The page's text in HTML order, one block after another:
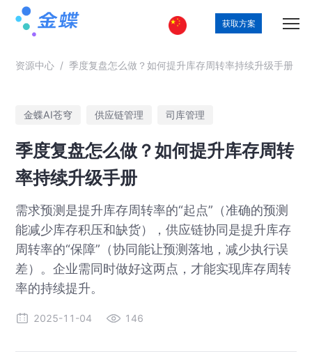
获取方案
资源中心 / 季度复盘怎么做？如何提升库存周转率持续升级手册
金蝶AI苍穹 供应链管理 司库管理
季度复盘怎么做？如何提升库存周转
率持续升级手册
需求预测是提升库存周转率的“起点”（准确的预测
能减少库存积压和缺货），供应链协同是提升库存
周转率的“保障”（协同能让预测落地，减少执行误
差）。企业需同时做好这两点，才能实现库存周转
率的持续提升。
2025-11-04 146